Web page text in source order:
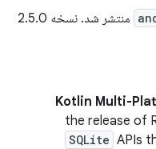
منتشر شد. نسخه 2.5.0
Kotlin Multi-
the release of
SQLite APIs